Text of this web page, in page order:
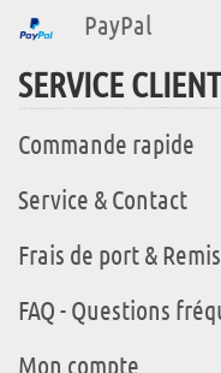
PayPal
SERVICE
Commande rapide
Service & Contact
Frais de port &
FAQ - Questions
Mon compte